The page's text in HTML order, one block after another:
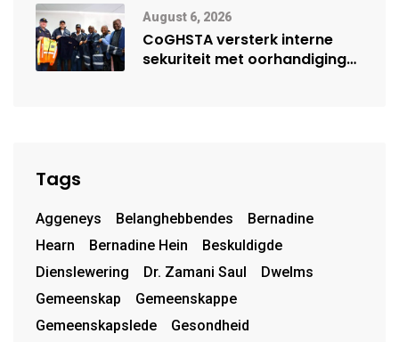
August 6, 2026
CoGHSTA versterk interne
sekuriteit met oorhandiging
Tags
Aggeneys Belanghebbendes
Bernadine
Hearn
Bernadine Hein
Beskuldigde
Dienslewering
Dr. Zamani Saul
Dwelms
Gemeenskap
Gemeenskappe
Gemeenskapslede
Gesondheid